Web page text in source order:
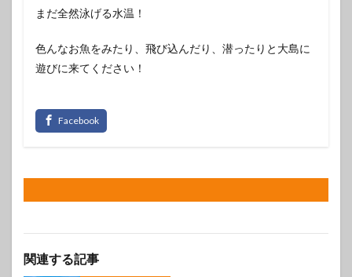
まだ全然泳げる水温！
色んなお魚をみたり、飛び込んだり、潜ったりと大島に
遊びに来てください！
関連する記事